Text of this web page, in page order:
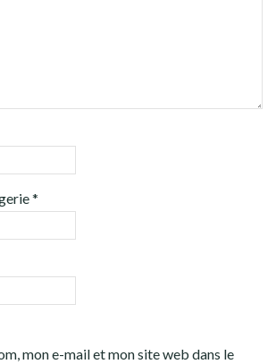
*
mon e-mail et mon site web dans le